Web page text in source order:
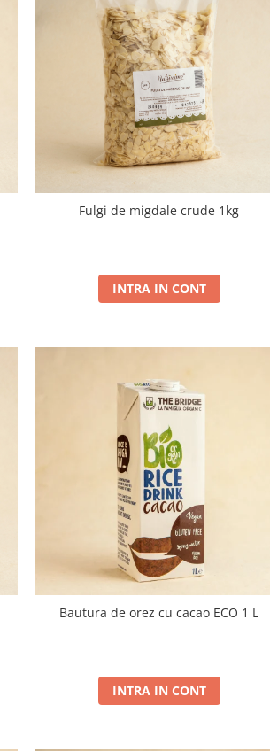
Fulgi de migdale crude 1kg
INTRA IN CONT
Bautura de orez cu cacao ECO 1 L
INTRA IN CONT